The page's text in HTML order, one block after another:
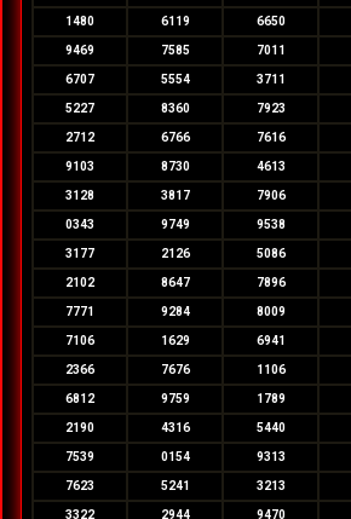
1480 6119 6650
9469 7585 7011
6707 5554 3711
5227 8360 7923
2712 6766 7616
9103 8730 4613
3128 3817 7906
0343 9749 9538
3177 2126 5086
2102 8647 7896
7771 9284 8009
7106 1629 6941
2366 7676 1106
6812 9759 1789
2190 4316 5440
7539 0154 9313
7623 5241 3213
3322 2944 9470